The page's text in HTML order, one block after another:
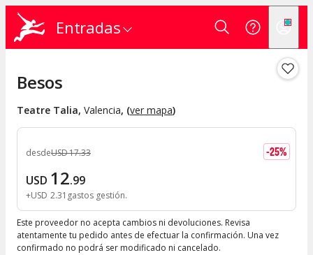
Entradas
Besos
Teatre Talia, Valencia, (ver mapa)
desdeUSD17.33 -25%
USD 12.99
+USD 2.31 gastos gestión
Este proveedor no acepta cambios ni devoluciones. Revisa
atentamente tu pedido antes de efectuar la confirmación. Una vez
confirmado no podrá ser modificado ni cancelado.